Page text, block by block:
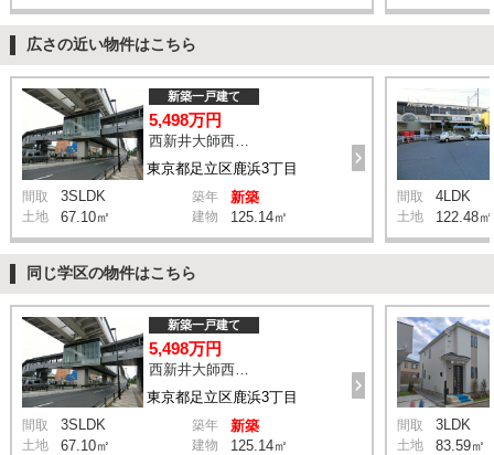
広さの近い物件はこちら
東京都足立区鹿浜3丁目
新築一戸建て
5,498万円
西新井大師西駅 鹿浜三丁目交差点 バス14分 停歩4分
間取 3SLDK 築年 新築
土地 67.10㎡ 建物 125.14㎡
間取 4LDK
土地 122.48㎡
同じ学区の物件はこちら
東京都足立区鹿浜3丁目
新築一戸建て
5,498万円
間取 3SLDK 築年 新築
土地 67.10㎡ 建物 125.14㎡
間取 3LDK
土地 83.59㎡